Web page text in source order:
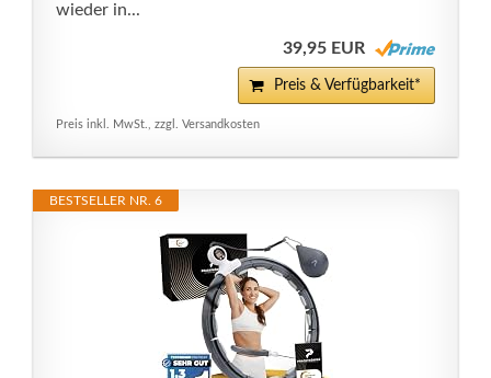
wieder in...
39,95 EUR
Preis & Verfügbarkeit*
Preis inkl. MwSt., zzgl. Versandkosten
BESTSELLER NR. 6